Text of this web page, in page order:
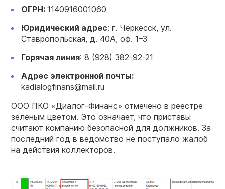
ОГРН: 1140916001060
Юридический адрес: г. Черкесск, ул.
Ставропольская, д. 40А, оф. 1–3
Горячая линия: 8 (928) 382-92-21
Адрес электронной почты:
kadialogfinans@mail.ru
ООО ПКО «Диалог-Финанс» отмечено в реестре
зеленым цветом. Это означает, что приставы
считают компанию безопасной для должников. За
последний год в ведомство не поступало жалоб
на действия коллекторов.